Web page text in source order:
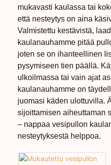
mukavasti kaulassa tai
että nesteytys on aina
Valmistettu kestävistä,
kaulanauhamme pitää
joten se on ihanteellinen
pysymiseen tien päällä.
ulkoilmassa tai vain ajat
kaulanauhamme on
juomasi käden ulottuvilla.
sijoittamisen aiheuttaman
– nappaa vesipullon
nesteytyksestä helppoa.